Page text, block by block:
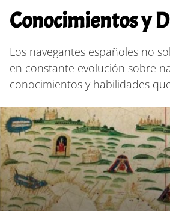
Conocimientos y
Los navegantes españoles no
en constante evolución sobre
conocimientos y habilidades